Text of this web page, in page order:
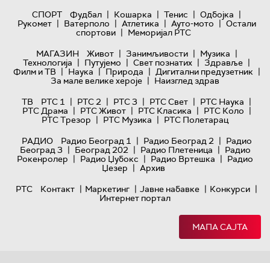
СПОРТ
Фудбал | Кошарка | Тенис | Одбојка |
Рукомет | Ватерполо | Атлетика | Ауто-мото | Остали
спортови | Меморијал РТС
МАГАЗИН
Живот | Занимљивости | Музика |
Технологијa | Путујемо | Свет познатих | Здравље |
Филм и ТВ | Наука | Природа | Дигитални предузетник |
За мале велике хероје | Наизглед здрав
ТВ
РТС 1 | РТС 2 | РТС 3 | РТС Свет | РТС Наука |
РТС Драма | РТС Живот | РТС Класика | РТС Коло |
РТС Трезор | РТС Музика | РТС Полетарац
РАДИО
Радио Београд 1 | Радио Београд 2 | Радио
Београд 3 | Београд 202 | Радио Плетеница | Радио
Рокенролер | Радио Џубокс | Радио Вртешка | Радио
Џезер | Архив
РТС
Контакт | Маркетинг | Јавне набавке | Конкурси |
Интернет портал
МАПА САЈТА